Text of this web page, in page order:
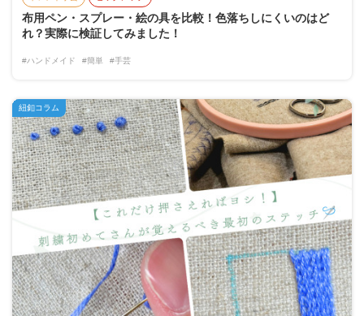
布用ペン・スプレー・絵の具を比較！色落ちしにくいのはど
れ？実際に検証してみました！
#ハンドメイド #簡単 #手芸
紐釦コラム